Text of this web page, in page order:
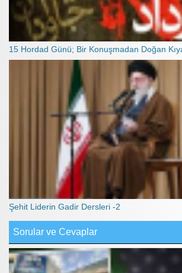
15 Hordad Günü; Bir Konuşmadan Doğan
Şehit Liderin Gadir Dersleri -2
Sorular ve Cevaplar